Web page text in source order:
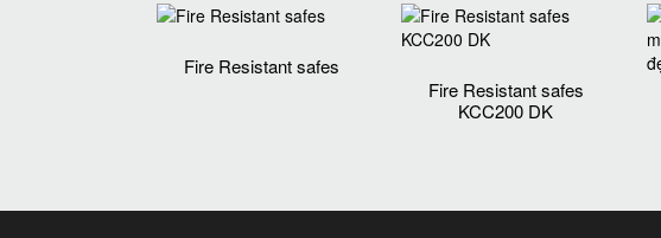
Fire Resistant safes
Fire Resistant safes
KCC200 DK